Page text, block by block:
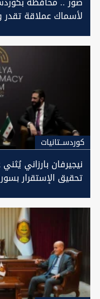
لأسماك عملاقة تقدر وزن
كوردســتانيات
نيجيرفان بارزاني
تحقيق الإستقرار